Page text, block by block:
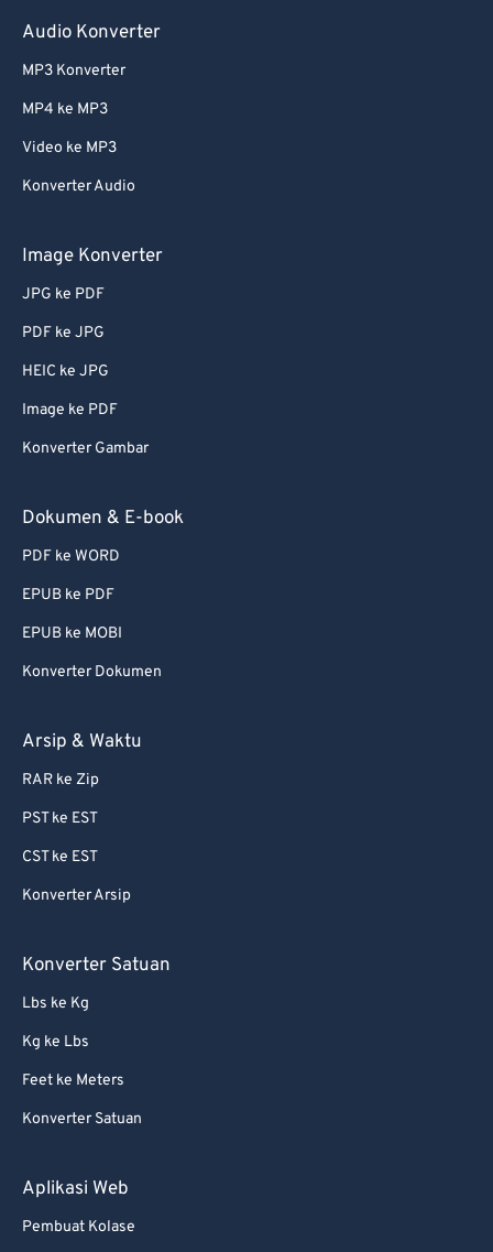
Audio Konverter
MP3 Konverter
MP4 ke MP3
Video ke MP3
Konverter Audio
Image Konverter
JPG ke PDF
PDF ke JPG
HEIC ke JPG
Image ke PDF
Konverter Gambar
Dokumen & E-book
PDF ke WORD
EPUB ke PDF
EPUB ke MOBI
Konverter Dokumen
Arsip & Waktu
RAR ke Zip
PST ke EST
CST ke EST
Konverter Arsip
Konverter Satuan
Lbs ke Kg
Kg ke Lbs
Feet ke Meters
Konverter Satuan
Aplikasi Web
Pembuat Kolase